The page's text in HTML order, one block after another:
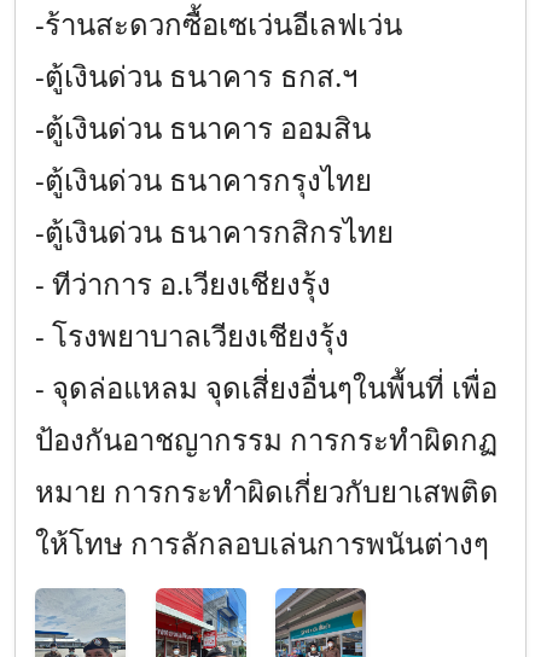
-ร้านสะดวกซื้อเซเว่นอีเลฟเว่น
-ตู้เงินด่วน ธนาคาร ธกส.ฯ
-ตู้เงินด่วน ธนาคาร ออมสิน
-ตู้เงินด่วน ธนาคารกรุงไทย
-ตู้เงินด่วน ธนาคารกสิกรไทย
- ทีว่าการ อ.เวียงเชียงรุ้ง
- โรงพยาบาลเวียงเชียงรุ้ง
- จุดล่อแหลม จุดเสี่ยงอื่นๆในพื้นที่ เพื่อ
ป้องกันอาชญากรรม การกระทำผิดกฏ
หมาย การกระทำผิดเกี่ยวกับยาเสพติด
ให้โทษ การลักลอบเล่นการพนันต่างๆ